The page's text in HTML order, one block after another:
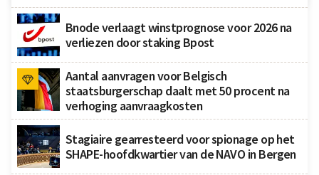
Bnode verlaagt winstprognose voor 2026 na
verliezen door staking Bpost
Aantal aanvragen voor Belgisch
staatsburgerschap daalt met 50 procent na
verhoging aanvraagkosten
Stagiaire gearresteerd voor spionage op het
SHAPE-hoofdkwartier van de NAVO in Bergen